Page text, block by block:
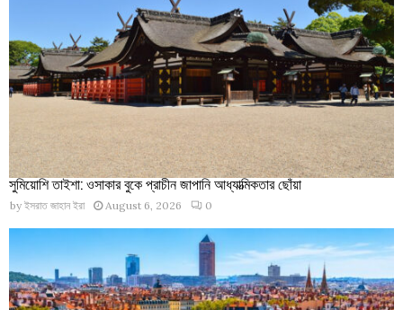
সুমিয়োশি তাইশা: ওসাকার বুকে প্রাচীন জাপানি আধ্যাত্মিকতার ছোঁয়া
by ইসরাত জাহান ইরা August 6, 2026 0